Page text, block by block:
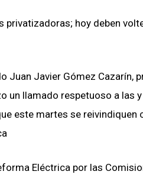
privatizadoras; hoy deben
Juan Javier Gómez Cazarín,
un llamado respetuoso a las
este martes se
Eléctrica por las